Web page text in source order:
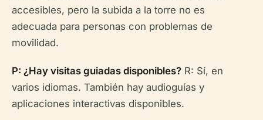
accesibles, pero la subida a la torre no es
adecuada para personas con problemas de
movilidad.
P: ¿Hay visitas guiadas disponibles? R: Sí, en
varios idiomas. También hay audioguías y
aplicaciones interactivas disponibles.